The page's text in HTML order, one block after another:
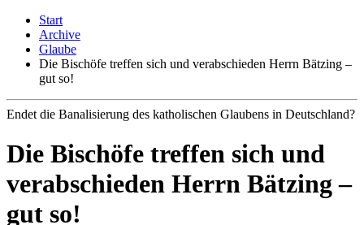
Start
Archive
Glaube
Die Bischöfe treffen sich und verabschieden Herrn Bätzing –
gut so!
Endet die Banalisierung des katholischen Glaubens in Deutschland?
Die Bischöfe treffen sich und
verabschieden Herrn Bätzing –
gut so!